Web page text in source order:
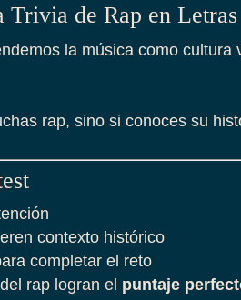
Trivia de Rap en
la música como
rap, sino si conoces su
contexto histórico
completar el reto
rap logran el puntaje